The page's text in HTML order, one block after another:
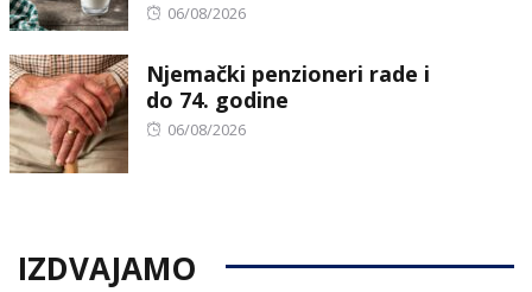
Posted
06/08/2026
Njemački penzioneri rade i
do 74. godine
Posted
06/08/2026
IZDVAJAMO